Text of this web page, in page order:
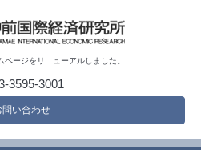
ページをリニューアルしました。
3595-3001
問い合わせ